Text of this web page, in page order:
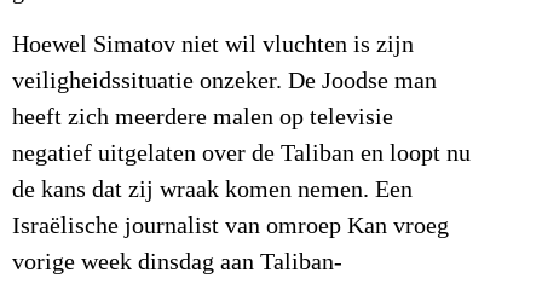
Hoewel Simatov niet wil vluchten is zijn
veiligheidssituatie onzeker. De Joodse man
heeft zich meerdere malen op televisie
negatief uitgelaten over de Taliban en loopt nu
de kans dat zij wraak komen nemen. Een
Israëlische journalist van omroep Kan vroeg
vorige week dinsdag aan Taliban-